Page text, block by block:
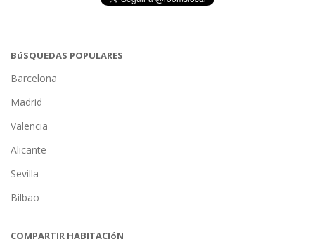
BúSQUEDAS POPULARES
Barcelona
Madrid
Valencia
Alicante
Sevilla
Bilbao
COMPARTIR HABITACIóN